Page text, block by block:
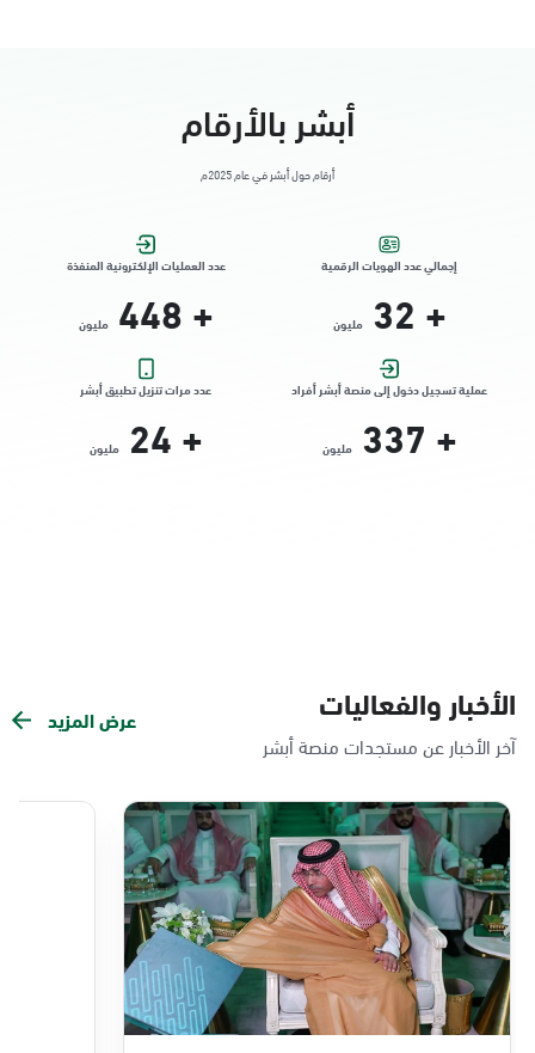
أبشر بالأرقام
أرقام حول أبشر في عام 2025م
إجمالي عدد الهويات الرقمية
+
32 مليون
عدد العمليات الإلكترونية المنفذة
+
448 مليون
عملية تسجيل دخول إلى منصة أبشر أفراد
+
337 مليون
عدد مرات تنزيل تطبيق أبشر
+
24 مليون
الأخبار والفعاليات
آخر الأخبار عن مستجدات منصة أبشر
عرض المزيد